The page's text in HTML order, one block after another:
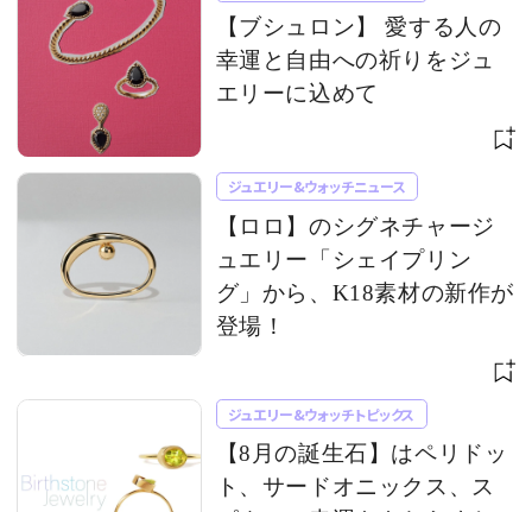
【ブシュロン】 愛する人の
幸運と自由への祈りをジュ
エリーに込めて
ジュエリー&ウォッチニュース
【ロロ】のシグネチャージ
ュエリー「シェイプリン
グ」から、K18素材の新作が
登場！
ジュエリー&ウォッチトピックス
【8月の誕生石】はペリドッ
ト、サードオニックス、ス